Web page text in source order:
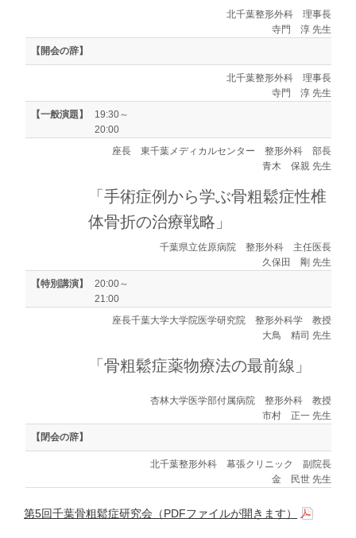
北千葉整形外科 理事長
寺門 淳 先生
【開会の辞】
北千葉整形外科 理事長
寺門 淳 先生
【一般演題】
19:30～
20:00
座長
東千葉メディカルセンター 整形外科 部長
青木 保親 先生
「手術症例から学ぶ骨粗鬆症性椎
体骨折の治療戦略」
千葉県立佐原病院 整形外科 主任医長
久保田 剛 先生
【特別講演】
20:00～
21:00
座長千葉大学大学院医学研究院 整形外科学 教授
大鳥 精司 先生
「骨粗鬆症薬物療法の最前線」
杏林大学医学部付属病院 整形外科 教授
市村 正一 先生
【閉会の辞】
北千葉整形外科 幕張クリニック 副院長
金 民世 先生
第5回千葉骨粗鬆症研究会（PDFファイルが開きます）